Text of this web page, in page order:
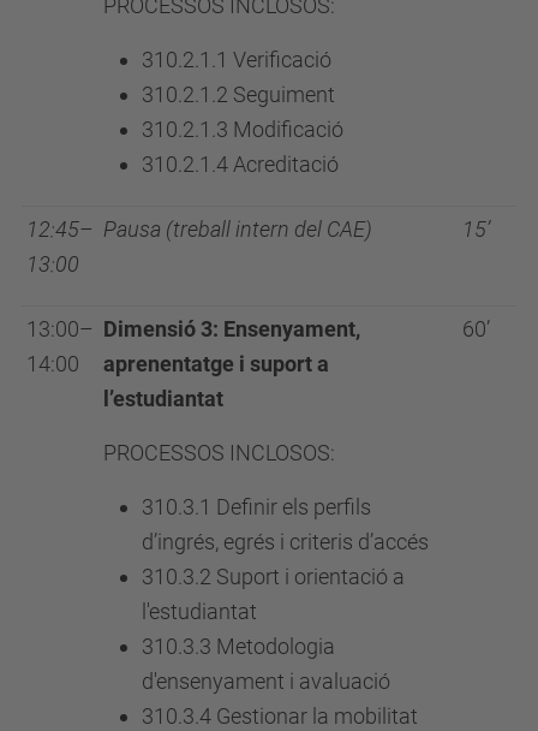
PROCESSOS INCLOSOS:
310.2.1.1 Verificació
310.2.1.2 Seguiment
310.2.1.3 Modificació
310.2.1.4 Acreditació
12:45–
13:00
Pausa (treball intern del CAE) 15’
13:00–
14:00
Dimensió 3: Ensenyament,
aprenentatge i suport a
l’estudiantat
PROCESSOS INCLOSOS:
310.3.1 Definir els perfils
d’ingrés, egrés i criteris d’accés
310.3.2 Suport i orientació a
l'estudiantat
310.3.3 Metodologia
d'ensenyament i avaluació
310.3.4 Gestionar la mobilitat
60’